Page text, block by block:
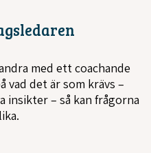
med ett coachande
vad det är som krävs –
insikter – så kan frågorna